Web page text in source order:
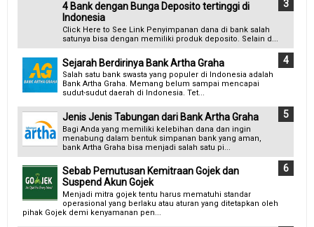
4 Bank dengan Bunga Deposito tertinggi di
Indonesia
Click Here to See Link Penyimpanan dana di bank salah
satunya bisa dengan memiliki produk deposito. Selain d...
Sejarah Berdirinya Bank Artha Graha
Salah satu bank swasta yang populer di Indonesia adalah
Bank Artha Graha. Memang belum sampai mencapai
sudut-sudut daerah di Indonesia. Tet...
Jenis Jenis Tabungan dari Bank Artha Graha
Bagi Anda yang memiliki kelebihan dana dan ingin
menabung dalam bentuk simpanan bank yang aman,
bank Artha Graha bisa menjadi salah satu pi...
Sebab Pemutusan Kemitraan Gojek dan
Suspend Akun Gojek
Menjadi mitra gojek tentu harus mematuhi standar
operasional yang berlaku atau aturan yang ditetapkan oleh
pihak Gojek demi kenyamanan pen...